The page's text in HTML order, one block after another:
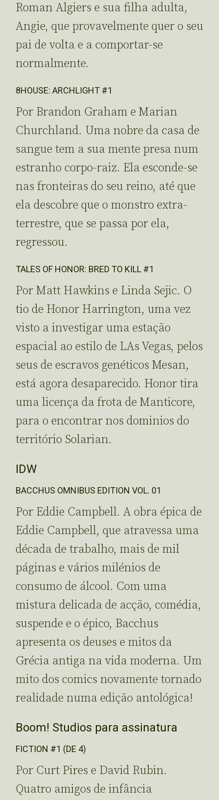
Roman Algiers e sua filha adulta,
Angie, que provavelmente quer o seu
pai de volta e a comportar-se
normalmente.
8HOUSE: ARCHLIGHT #1
Por Brandon Graham e Marian
Churchland. Uma nobre da casa de
sangue tem a sua mente presa num
estranho corpo-raiz. Ela esconde-se
nas fronteiras do seu reino, até que
ela descobre que o monstro extra-
terrestre, que se passa por ela,
regressou.
TALES OF HONOR: BRED TO KILL #1
Por Matt Hawkins e Linda Sejic. O
tio de Honor Harrington, uma vez
visto a investigar uma estação
espacial ao estilo de LAs Vegas, pelos
seus de escravos genéticos Mesan,
está agora desaparecido. Honor tira
uma licença da frota de Manticore,
para o encontrar nos dominios do
território Solarian.
IDW
BACCHUS OMNIBUS EDITION VOL. 01
Por Eddie Campbell. A obra épica de
Eddie Campbell, que atravessa uma
década de trabalho, mais de mil
páginas e vários milénios de
consumo de álcool. Com uma
mistura delicada de acção, comédia,
suspende e o épico, Bacchus
apresenta os deuses e mitos da
Grécia antiga na vida moderna. Um
mito dos comics novamente tornado
realidade numa edição antológica!
Boom! Studios para assinatura
FICTION #1 (DE 4)
Por Curt Pires e David Rubin.
Quatro amigos de infância